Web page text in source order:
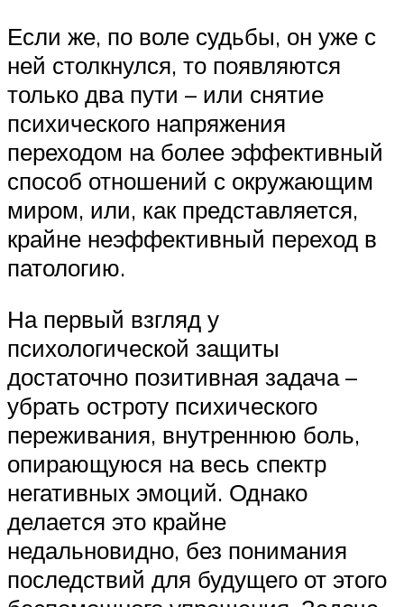
Если же, по воле судьбы, он уже с
ней столкнулся, то появляются
только два пути – или снятие
психического напряжения
переходом на более эффективный
способ отношений с окружающим
миром, или, как представляется,
крайне неэффективный переход в
патологию.
На первый взгляд у
психологической защиты
достаточно позитивная задача –
убрать остроту психического
переживания, внутреннюю боль,
опирающуюся на весь спектр
негативных эмоций. Однако
делается это крайне
недальновидно, без понимания
последствий для будущего от этого